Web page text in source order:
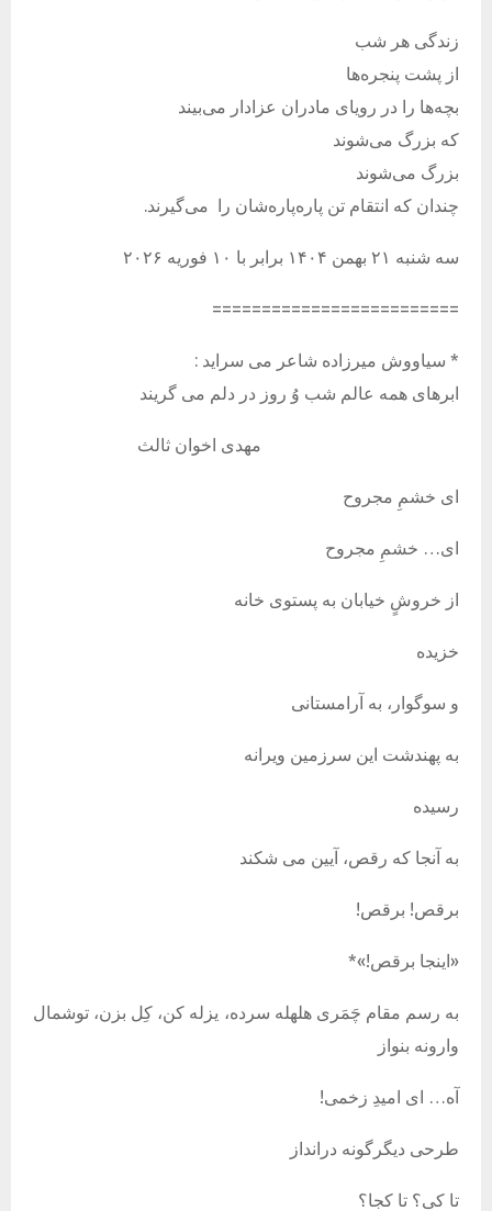
زندگی هر شب
از پشت پنجره‌ها
بچه‌ها را در رویای مادران عزادار می‌بیند
که بزرگ می‌شوند
بزرگ می‌شوند
چندان که انتقام تن پاره‌پاره‌شان را می‌گیرند.
سه شنبه ۲۱ بهمن ۱۴۰۴ برابر با ۱۰ فوريه ۲۰۲۶
=========================
* سیاووش میرزاده شاعر می سراید :
ابرهای همه عالم شب وُ روز در دلم می گریند
مهدی اخوان ثالث
ای خشمِ مجروح
ای… خشمِ مجروح
از خروشٍ خیابان به پستوی خانه
خزیده
و سوگوار، به آرامستانی
به پهندشت این سرزمین ویرانه
رسیده
به آنجا که رقص، آیین می شکند
برقص! برقص!
«اینجا برقص!»*
به رسم مقام چَمَری هلهله سرده، یزله کن، کِل بزن، توشمال
وارونه بنواز
آه… ای امیدِ زخمی!
طرحی دیگرگونه درانداز
تا کی؟ تا کجا؟